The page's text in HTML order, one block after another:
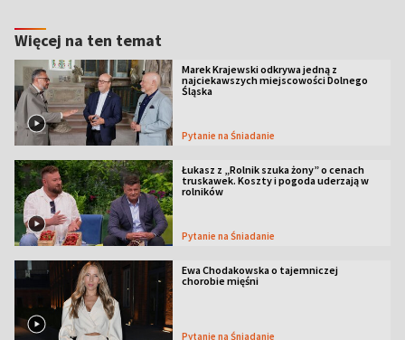
Więcej na ten temat
Marek Krajewski odkrywa jedną z
najciekawszych miejscowości Dolnego
Śląska
Pytanie na Śniadanie
Łukasz z „Rolnik szuka żony” o cenach
truskawek. Koszty i pogoda uderzają w
rolników
Pytanie na Śniadanie
Ewa Chodakowska o tajemniczej
chorobie mięśni
Pytanie na Śniadanie